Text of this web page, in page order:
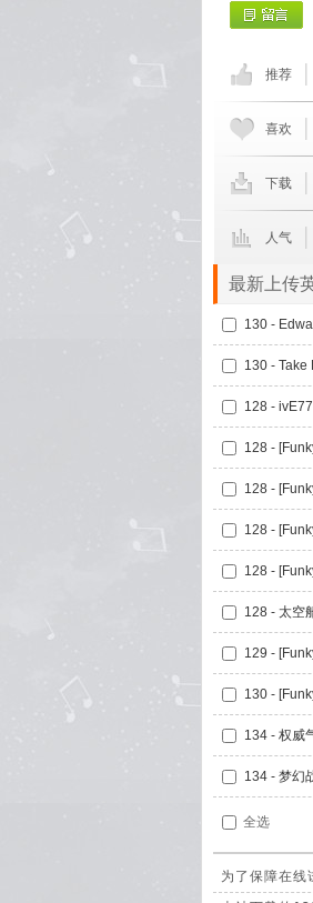
推荐
喜欢
下载
人气
最新上传
128 -
128 -
128 -
128 -
129 -
130 -
全选
为了保障在